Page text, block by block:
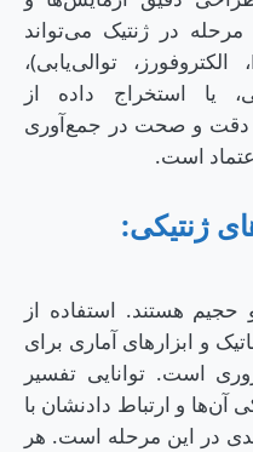
در ژنتیک می‌تواند
شامل کار آزمایشگاهی (PCR، الکتروفورز، توالی‌یابی)،
یا استخراج داده از
دقت و صحت در جمع‌آوری
است.
ژنتیکی:
حجیم هستند. استفاده از
و ابزارهای آماری برای
است. توانایی تفسیر
آن‌ها و ارتباط دادنشان با
در این مرحله است. هر